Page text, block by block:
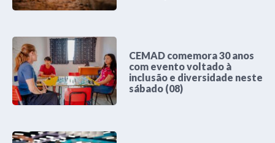
CEMAD comemora 30 anos
com evento voltado à
inclusão e diversidade neste
sábado (08)